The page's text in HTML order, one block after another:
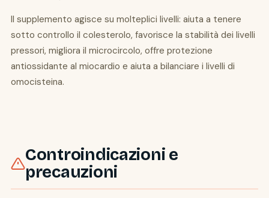
Il supplemento agisce su molteplici livelli: aiuta a tenere
sotto controllo il colesterolo, favorisce la stabilità dei livelli
pressori, migliora il microcircolo, offre protezione
antiossidante al miocardio e aiuta a bilanciare i livelli di
omocisteina.
Controindicazioni e
precauzioni